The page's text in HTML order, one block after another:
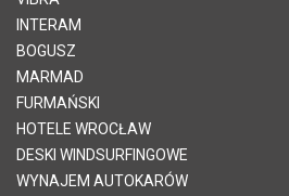
INTERAM
BOGUSZ
MARMAD
FURMAŃSKI
HOTELE WROCŁAW
DESKI WINDSURFINGOWE
WYNAJEM AUTOKARÓW